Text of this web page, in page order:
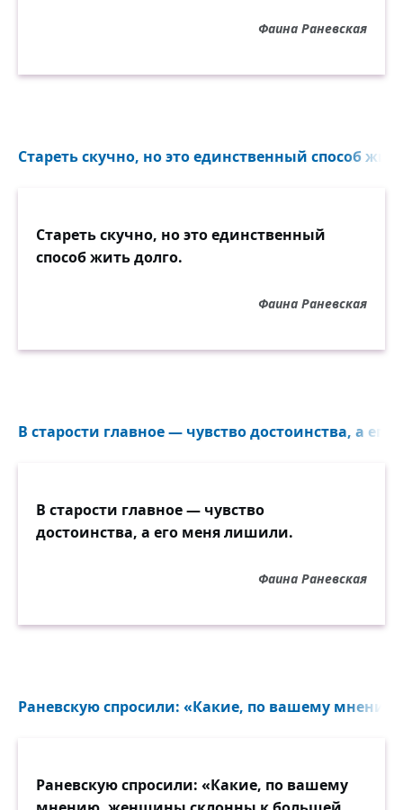
Фаина Раневская
Стареть скучно, но это единственный способ
Стареть скучно, но это единственный
способ жить долго.
Фаина Раневская
В старости главное — чувство достоинства, а
В старости главное — чувство
достоинства, а его меня лишили.
Фаина Раневская
Раневскую спросили: «Какие, по вашему
Раневскую спросили: «Какие, по вашему